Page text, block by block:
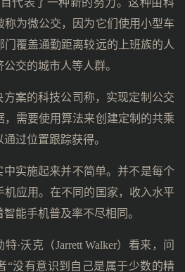
代表了一种新的努力。这种由科
为微公交，因为它们使用小型车
覆盖通勤距离较远的上班族的人
交的城市人等人群。
案的科技公司称，实现定制公交
，需要使用算法来创建定制的共乘
过位置跟踪获得。
中实施起来并不简单。并不是每个
机应用。在不同的国家，收入水平
能手机普及率不尽相同。
·沃克（Jarrett Walker）看来，问
“没有意识到自己是属于少数的精